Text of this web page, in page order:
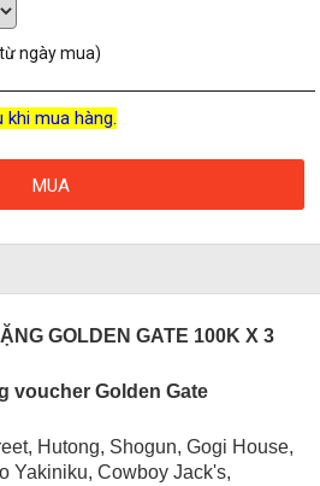
ngày mua)
mua hàng.
MUA
GOLDEN GATE 100K X 3
voucher Golden Gate
Hutong, Shogun, Gogi House,
Yakiniku, Cowboy Jack's,